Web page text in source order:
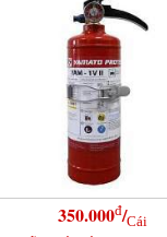
350.000đ/Cái